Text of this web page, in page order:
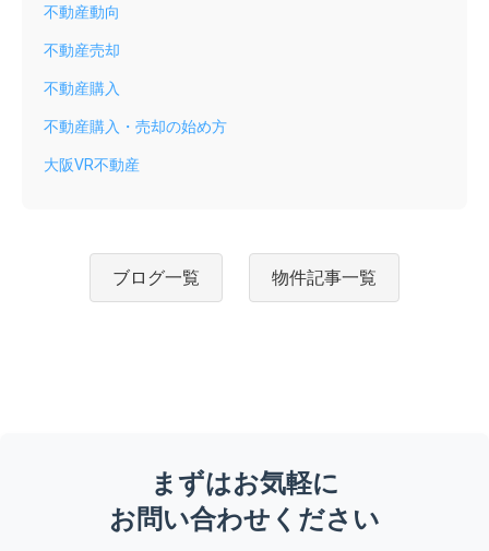
不動産動向
不動産売却
不動産購入
不動産購入・売却の始め方
大阪VR不動産
ブログ一覧 物件記事一覧
まずはお気軽に
お問い合わせください